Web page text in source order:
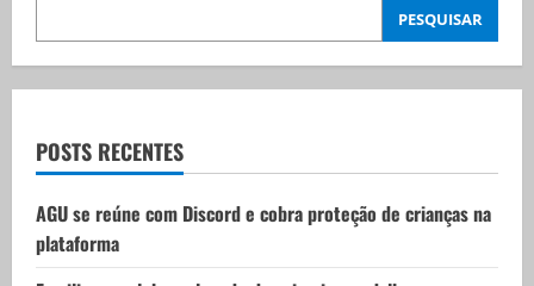
g
t
i
o
PESQUISAR
POSTS RECENTES
AGU se reúne com Discord e cobra proteção de crianças na
plataforma